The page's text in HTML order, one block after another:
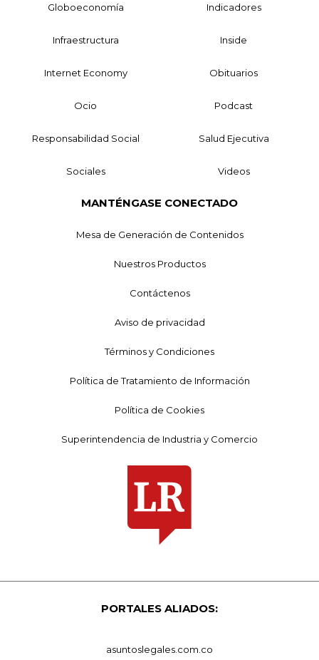
Globoeconomía Indicadores
Infraestructura Inside
Internet Economy Obituarios
Ocio Podcast
Responsabilidad Social Salud Ejecutiva
Sociales Videos
MANTÉNGASE CONECTADO
Mesa de Generación de Contenidos
Nuestros Productos
Contáctenos
Aviso de privacidad
Términos y Condiciones
Política de Tratamiento de Información
Política de Cookies
Superintendencia de Industria y Comercio
PORTALES ALIADOS:
asuntoslegales.com.co